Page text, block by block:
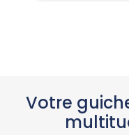
Votre